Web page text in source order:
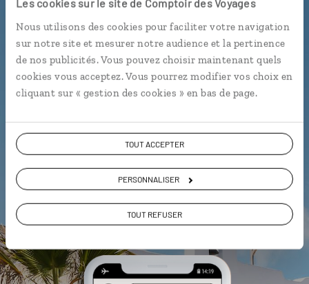
Nous utilisons des cookies pour faciliter votre navigation
sur notre site et mesurer notre audience et la pertinence
de nos publicités. Vous pouvez choisir maintenant quels
cookies vous acceptez. Vous pourrez modifier vos choix en
cliquant sur « gestion des cookies » en bas de page.
TOUT ACCEPTER
PERSONNALISER
TOUT REFUSER
L’itinéraire vers votre villa en 1
clic
Notre sélection de bars àtapas
Les plus belles plages et criques
L'album souvenirs à composer
vous-même
DÉCOUVRIR LUCIOLE